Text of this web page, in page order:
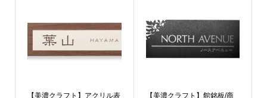
【美濃クラフト】アクリル表 【美濃クラフト】館銘板/商